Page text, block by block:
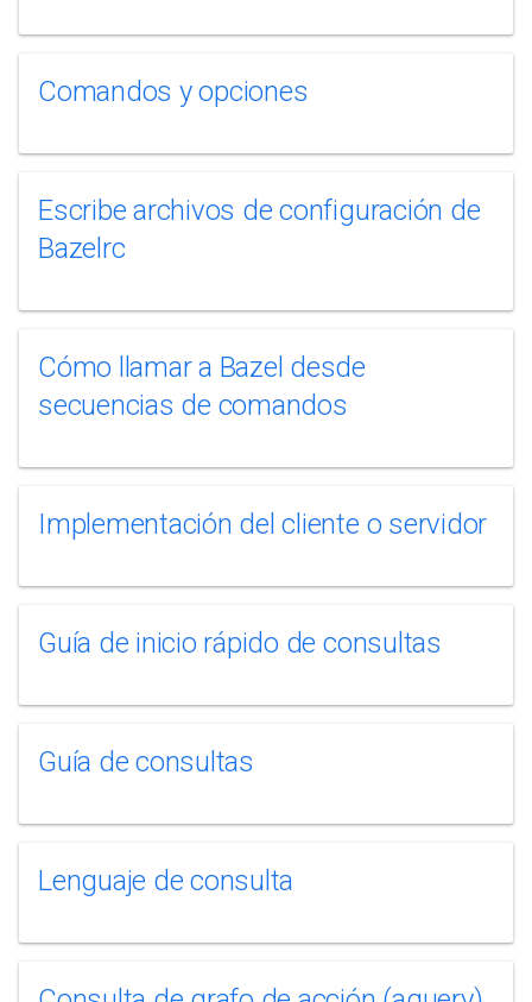
Comandos y opciones
Escribe archivos de configuración de
Bazelrc
Cómo llamar a Bazel desde
secuencias de comandos
Implementación del cliente o servidor
Guía de inicio rápido de consultas
Guía de consultas
Lenguaje de consulta